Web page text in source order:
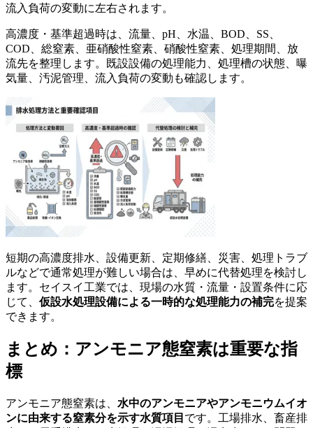
流入負荷の変動に左右されます。
高濃度・基準超過時は、流量、pH、水温、BOD、SS、
COD、総窒素、亜硝酸性窒素、硝酸性窒素、処理期間、放
流先を整理します。既設設備の処理能力、処理槽の状態、曝
気量、汚泥管理、流入負荷の変動も確認します。
短期の高濃度排水、設備更新、定期修繕、災害、処理トラブ
ルなどで通常処理が難しい場合は、早めに代替処理を検討し
ます。セイスイ工業では、現場の水質・流量・設置条件に応
じて、 仮設水処理設備による一時的な処理能力の補完を提案
できます。
まとめ：アンモニア態窒素は重要な指
標
アンモニア態窒素は、 水中のアンモニアやアンモニウムイオ
ンに由来する窒素分を示す水質項目 です。工場排水、畜産排